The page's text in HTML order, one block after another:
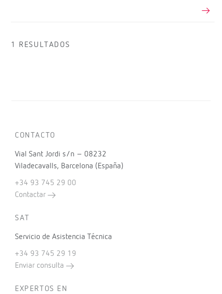
1 RESULTADOS
CONTACTO
Vial Sant Jordi s/n – 08232
Viladecavalls, Barcelona (España)
+34 93 745 29 00
Contactar
SAT
Servicio de Asistencia Técnica
+34 93 745 29 19
Enviar consulta
EXPERTOS EN